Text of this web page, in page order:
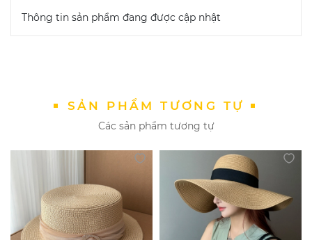
Thông tin sản phẩm đang được cập nhật
SẢN PHẨM TƯƠNG TỰ
Các sản phẩm tương tự